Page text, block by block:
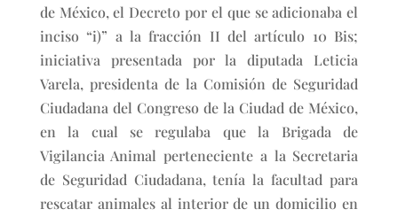
de México, el Decreto por el que se adicionaba el
inciso “i)” a la fracción II del artículo 10 Bis;
iniciativa presentada por la diputada Leticia
Varela, presidenta de la Comisión de Seguridad
Ciudadana del Congreso de la Ciudad de México,
en la cual se regulaba que la Brigada de
Vigilancia Animal perteneciente a la Secretaria
de Seguridad Ciudadana, tenía la facultad para
rescatar animales al interior de un domicilio en